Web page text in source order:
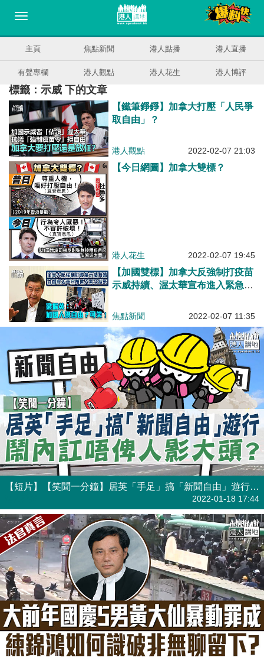
主頁 焦點新聞 港人點播 港人直播
有聲專欄 港人觀點 港人花生 港人博評
標籤：示威 下的文章
【鐵筆錚錚】加拿大打壓「人民爭
取自由」？
港人觀點 2022-02-07 21:03
【今日網圖】加拿大雙標？
港人花生 2022-02-07 19:45
【加國雙標】加拿大反強制打疫苗
示威持續、渥太華宣布進入緊急狀
焦點新聞 2022-02-07 11:35
【短片】【笑聞一分鐘】居英「手足」搞「新聞自由」遊行、鬧內訌唔俾人影大頭？
2022-01-18 17:44